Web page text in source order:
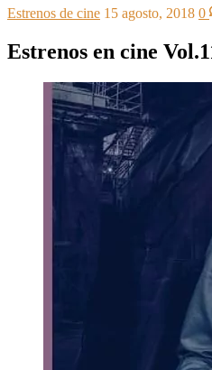
Estrenos de cine 15 agosto, 2018 0
Estrenos en cine